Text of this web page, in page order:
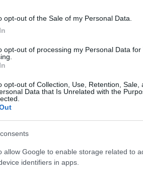
opt-out of the Sale of my Personal Data.
opt-out of processing my Personal Data for
opt-out of Collection, Use, Retention, Sale,
Data that Is Unrelated with the
allow Google to enable storage related to
identifiers in apps.
210.000 ευρώ και
86 άτομα, τα οποία
από αυτή ως «πελάτες» ή
ταυτοποίησε ότι
εργασιών και αδειών.
από τις τηλεφωνικές
φράσεις
«χήνες», «χαρτί» και
των χρηματικών ποσών.